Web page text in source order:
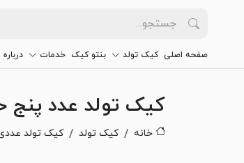
صفحه اصلی کیک تولد بنتو کیک خدمات درباره
کیک تولد عدد
خانه کیک تولد کیک تولد